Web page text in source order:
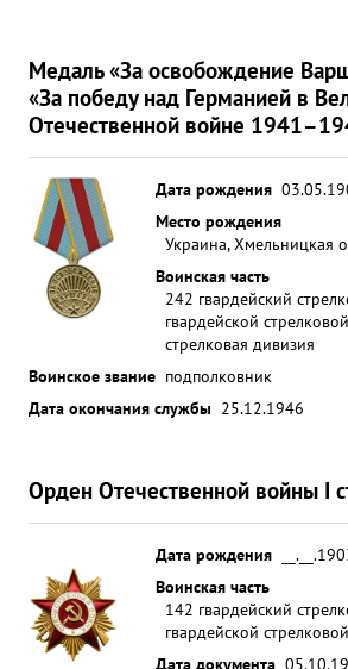
Медаль «За освобождение
«За победу над Германией в
Отечественной войне
Дата рождения
Место рождения
Украина, Хмельницкая
Воинская часть
242 гвардейский
гвардейской
стрелковая дивизия
Воинское звание подполковник
Дата окончания службы 25.12.1946
Орден Отечественной войны I
Дата рождения
Воинская часть
142 гвардейский
гвардейской
Дата документа